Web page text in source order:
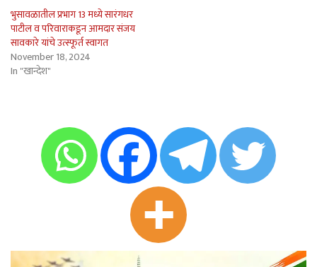
भुसावळातील प्रभाग 13 मध्ये सारंगधर
पाटील व परिवाराकडून आमदार संजय
सावकारे यांचे उत्स्फूर्त स्वागत
November 18, 2024
In "खान्देश"